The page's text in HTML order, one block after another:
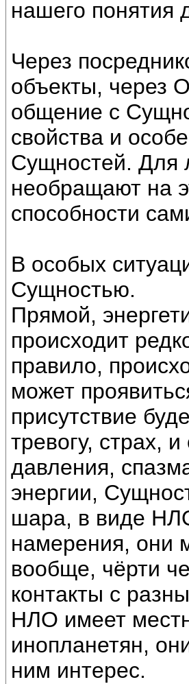
нашего понятия
Через
объекты, через
общение с
свойства и
Сущностей. Для
необращают на
способности
В особых
Сущностью.
Прямой,
происходит
правило,
может
присутствие
тревогу, страх,
давления,
энергии,
шара, в виде
намерения, они
вообще, чёрти
контакты с
НЛО имеет
инопланетян,
ним интерес.